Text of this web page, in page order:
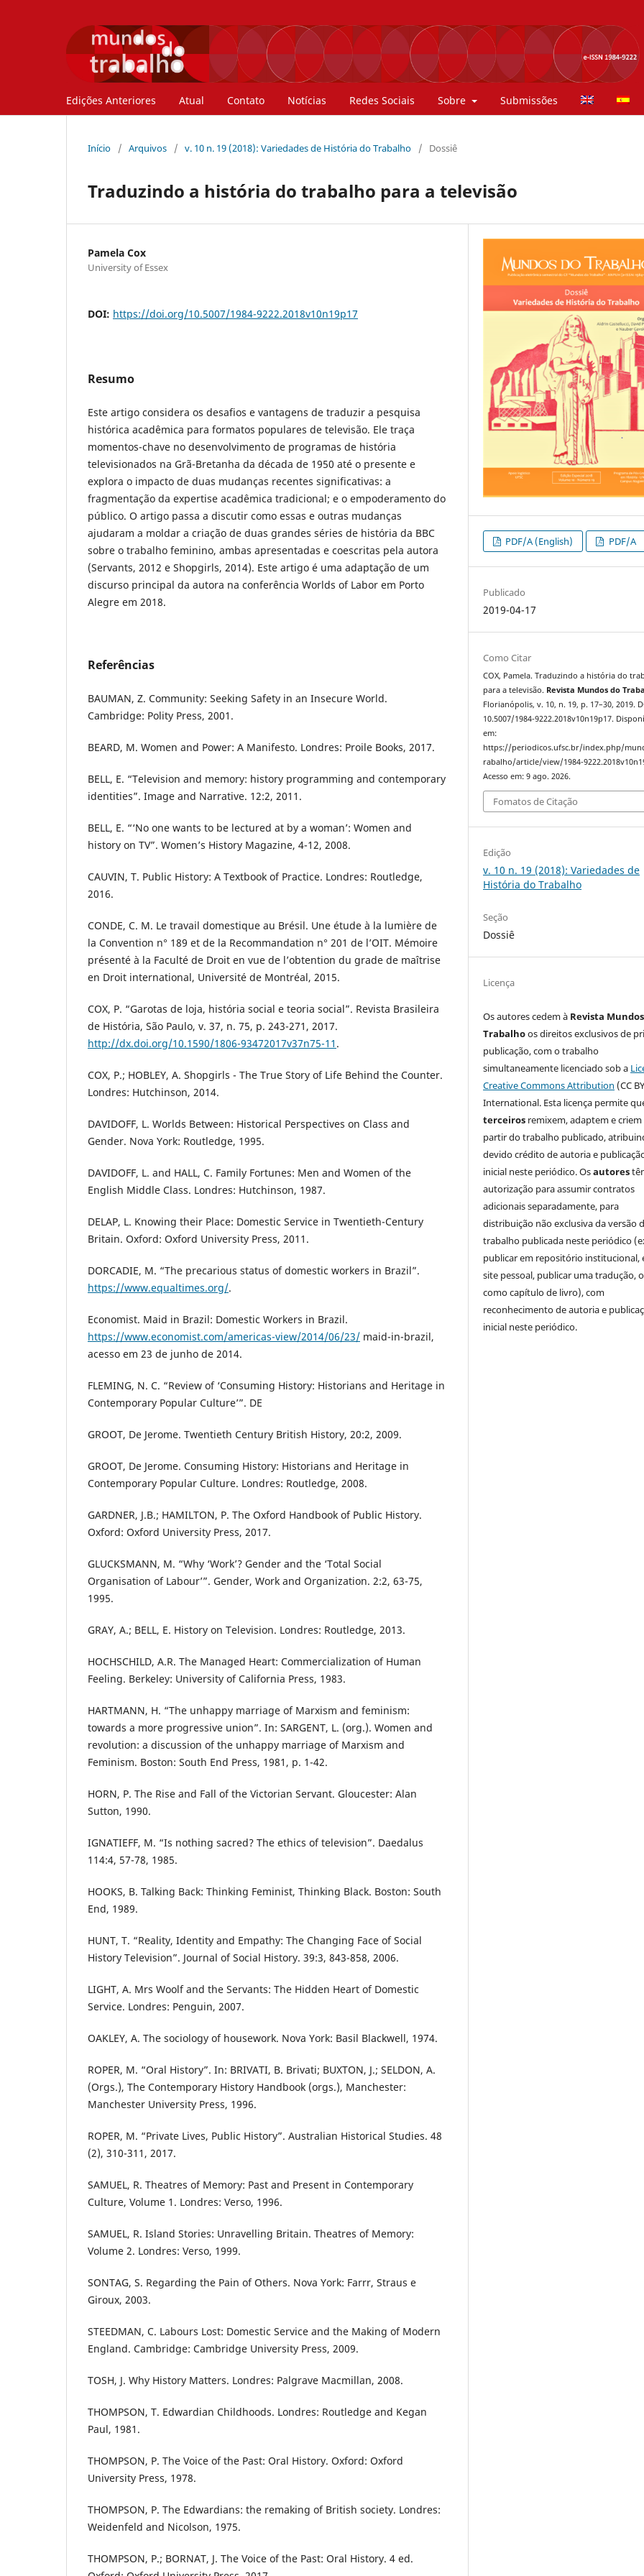
Edições Anteriores Atual Contato Notícias Redes Sociais Sobre Submissões
Início / Arquivos / v. 10 n. 19 (2018): Variedades de História do Trabalho / Dossiê
Traduzindo a história do trabalho para a televisão
Pamela Cox
University of Essex
DOI: https://doi.org/10.5007/1984-9222.2018v10n19p17
Resumo
Este artigo considera os desafios e vantagens de traduzir a pesquisa
histórica acadêmica para formatos populares de televisão. Ele traça
momentos-chave no desenvolvimento de programas de história
televisionados na Grã-Bretanha da década de 1950 até o presente e
explora o impacto de duas mudanças recentes significativas: a
fragmentação da expertise acadêmica tradicional; e o empoderamento do
público. O artigo passa a discutir como essas e outras mudanças
ajudaram a moldar a criação de duas grandes séries de história da BBC
sobre o trabalho feminino, ambas apresentadas e coescritas pela autora
(Servants, 2012 e Shopgirls, 2014). Este artigo é uma adaptação de um
discurso principal da autora na conferência Worlds of Labor em Porto
Alegre em 2018.
Referências
BAUMAN, Z. Community: Seeking Safety in an Insecure World.
Cambridge: Polity Press, 2001.
BEARD, M. Women and Power: A Manifesto. Londres: Proile Books, 2017.
BELL, E. “Television and memory: history programming and contemporary
identities”. Image and Narrative. 12:2, 2011.
BELL, E. “‘No one wants to be lectured at by a woman’: Women and
history on TV”. Women’s History Magazine, 4-12, 2008.
CAUVIN, T. Public History: A Textbook of Practice. Londres: Routledge,
2016.
CONDE, C. M. Le travail domestique au Brésil. Une étude à la lumière de
la Convention n° 189 et de la Recommandation n° 201 de l’OIT. Mémoire
présenté à la Faculté de Droit en vue de l’obtention du grade de maîtrise
en Droit international, Université de Montréal, 2015.
COX, P. “Garotas de loja, história social e teoria social”. Revista Brasileira
de História, São Paulo, v. 37, n. 75, p. 243-271, 2017.
http://dx.doi.org/10.1590/1806-93472017v37n75-11 .
COX, P.; HOBLEY, A. Shopgirls - The True Story of Life Behind the Counter.
Londres: Hutchinson, 2014.
DAVIDOFF, L. Worlds Between: Historical Perspectives on Class and
Gender. Nova York: Routledge, 1995.
DAVIDOFF, L. and HALL, C. Family Fortunes: Men and Women of the
English Middle Class. Londres: Hutchinson, 1987.
DELAP, L. Knowing their Place: Domestic Service in Twentieth-Century
Britain. Oxford: Oxford University Press, 2011.
DORCADIE, M. “The precarious status of domestic workers in Brazil”.
https://www.equaltimes.org/.
Economist. Maid in Brazil: Domestic Workers in Brazil.
https://www.economist.com/americas-view/2014/06/23/ maid-in-brazil,
acesso em 23 de junho de 2014.
FLEMING, N. C. “Review of ‘Consuming History: Historians and Heritage in
Contemporary Popular Culture’”. DE
GROOT, De Jerome. Twentieth Century British History, 20:2, 2009.
GROOT, De Jerome. Consuming History: Historians and Heritage in
Contemporary Popular Culture. Londres: Routledge, 2008.
GARDNER, J.B.; HAMILTON, P. The Oxford Handbook of Public History.
Oxford: Oxford University Press, 2017.
GLUCKSMANN, M. “Why ‘Work’? Gender and the ‘Total Social
Organisation of Labour’”. Gender, Work and Organization. 2:2, 63-75,
1995.
GRAY, A.; BELL, E. History on Television. Londres: Routledge, 2013.
HOCHSCHILD, A.R. The Managed Heart: Commercialization of Human
Feeling. Berkeley: University of California Press, 1983.
HARTMANN, H. “The unhappy marriage of Marxism and feminism:
towards a more progressive union”. In: SARGENT, L. (org.). Women and
revolution: a discussion of the unhappy marriage of Marxism and
Feminism. Boston: South End Press, 1981, p. 1-42.
HORN, P. The Rise and Fall of the Victorian Servant. Gloucester: Alan
Sutton, 1990.
IGNATIEFF, M. “Is nothing sacred? The ethics of television”. Daedalus
114:4, 57-78, 1985.
HOOKS, B. Talking Back: Thinking Feminist, Thinking Black. Boston: South
End, 1989.
HUNT, T. “Reality, Identity and Empathy: The Changing Face of Social
History Television”. Journal of Social History. 39:3, 843-858, 2006.
LIGHT, A. Mrs Woolf and the Servants: The Hidden Heart of Domestic
Service. Londres: Penguin, 2007.
OAKLEY, A. The sociology of housework. Nova York: Basil Blackwell, 1974.
ROPER, M. “Oral History”. In: BRIVATI, B. Brivati; BUXTON, J.; SELDON, A.
(Orgs.), The Contemporary History Handbook (orgs.), Manchester:
Manchester University Press, 1996.
ROPER, M. “Private Lives, Public History”. Australian Historical Studies. 48
(2), 310-311, 2017.
SAMUEL, R. Theatres of Memory: Past and Present in Contemporary
Culture, Volume 1. Londres: Verso, 1996.
SAMUEL, R. Island Stories: Unravelling Britain. Theatres of Memory:
Volume 2. Londres: Verso, 1999.
SONTAG, S. Regarding the Pain of Others. Nova York: Farrr, Straus e
Giroux, 2003.
STEEDMAN, C. Labours Lost: Domestic Service and the Making of Modern
England. Cambridge: Cambridge University Press, 2009.
TOSH, J. Why History Matters. Londres: Palgrave Macmillan, 2008.
THOMPSON, T. Edwardian Childhoods. Londres: Routledge and Kegan
Paul, 1981.
THOMPSON, P. The Voice of the Past: Oral History. Oxford: Oxford
University Press, 1978.
THOMPSON, P. The Edwardians: the remaking of British society. Londres:
Weidenfeld and Nicolson, 1975.
THOMPSON, P.; BORNAT, J. The Voice of the Past: Oral History. 4 ed.
PDF/A (English) PDF/A
Publicado
2019-04-17
Como Citar
COX, Pamela. Traduzindo a história do
para a televisão. Revista Mundos do
Florianópolis, v. 10, n. 19, p. 17–30, 2019.
10.5007/1984-9222.2018v10n19p17.
em:
https://periodicos.ufsc.br/index.php/
rabalho/article/view/1984-
Acesso em: 9 ago. 2026.
Fomatos de Citação
Edição
v. 10 n. 19 (2018): Variedades de
História do Trabalho
Seção
Dossiê
Licença
Os autores cedem à Revista
Trabalhoos direitos exclusivos de
publicação, com o trabalho
simultaneamente licenciado sob a
Creative Commons Attribution (CC
International. Esta licença permite
terceiros remixem, adaptem e criem
partir do trabalho publicado,
devido crédito de autoria e
inicial neste periódico. Osautores
autorização para assumir contratos
adicionais separadamente, para
distribuição não exclusiva da versão
trabalho publicada neste periódico
publicar em repositório institucional,
site pessoal, publicar uma tradução,
como capítulo de livro), com
reconhecimento de autoria e
inicial neste periódico.